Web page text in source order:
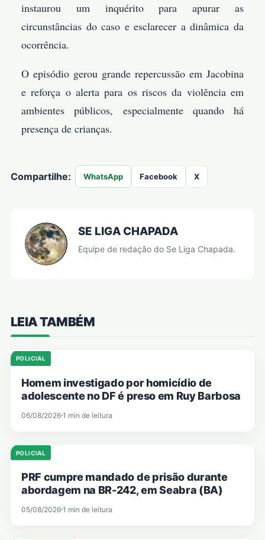
instaurou um inquérito para apurar as
circunstâncias do caso e esclarecer a dinâmica da
ocorrência.
O episódio gerou grande repercussão em Jacobina
e reforça o alerta para os riscos da violência em
ambientes públicos, especialmente quando há
presença de crianças.
Compartilhe: WhatsApp Facebook X
SE LIGA CHAPADA
Equipe de redação do Se Liga Chapada.
LEIA TAMBÉM
POLICIAL
Homem investigado por homicídio de
adolescente no DF é preso em Ruy Barbosa
06/08/2026 1 min de leitura
POLICIAL
PRF cumpre mandado de prisão durante
abordagem na BR-242, em Seabra (BA)
05/08/2026 1 min de leitura